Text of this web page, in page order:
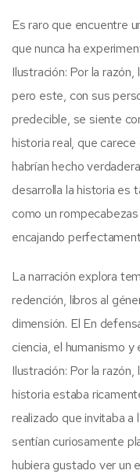
Es raro que encuentre
que nunca ha
Ilustración: Por la
pero este, con sus
predecible, se siente
historia real, que
habrían hecho
desarrolla la historia es
como un
encajando
La narración explora
redención, libros al
dimensión. El En
ciencia, el humanismo
Ilustración: Por la
historia estaba
realizado que invitaba
sentían curiosamente
hubiera gustado ver un